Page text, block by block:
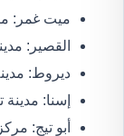
ميت غمر:
القصير:
ديروط:
إسنا:
أبو تيج: